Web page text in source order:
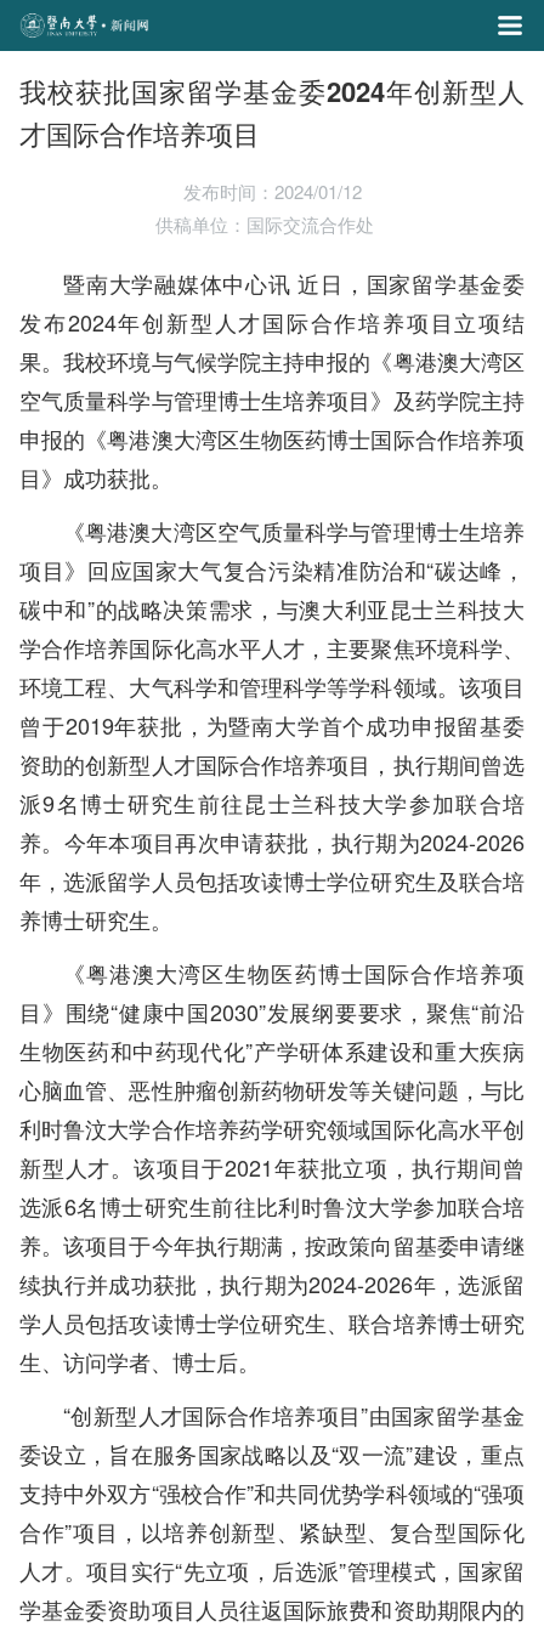
我校获批国家留学基金委2024年创新型人
才国际合作培养项目
发布时间：2024/01/12
供稿单位：国际交流合作处
暨南大学融媒体中心讯 近日，国家留学基金委
发布2024年创新型人才国际合作培养项目立项结
果。我校环境与气候学院主持申报的《粤港澳大湾区
空气质量科学与管理博士生培养项目》及药学院主持
申报的《粤港澳大湾区生物医药博士国际合作培养项
目》成功获批。
《粤港澳大湾区空气质量科学与管理博士生培养
项目》回应国家大气复合污染精准防治和“碳达峰，
碳中和”的战略决策需求，与澳大利亚昆士兰科技大
学合作培养国际化高水平人才，主要聚焦环境科学、
环境工程、大气科学和管理科学等学科领域。该项目
曾于2019年获批，为暨南大学首个成功申报留基委
资助的创新型人才国际合作培养项目，执行期间曾选
派9名博士研究生前往昆士兰科技大学参加联合培
养。今年本项目再次申请获批，执行期为2024-2026
年，选派留学人员包括攻读博士学位研究生及联合培
养博士研究生。
《粤港澳大湾区生物医药博士国际合作培养项
目》围绕“健康中国2030”发展纲要要求，聚焦“前沿
生物医药和中药现代化”产学研体系建设和重大疾病
心脑血管、恶性肿瘤创新药物研发等关键问题，与比
利时鲁汶大学合作培养药学研究领域国际化高水平创
新型人才。该项目于2021年获批立项，执行期间曾
选派6名博士研究生前往比利时鲁汶大学参加联合培
养。该项目于今年执行期满，按政策向留基委申请继
续执行并成功获批，执行期为2024-2026年，选派留
学人员包括攻读博士学位研究生、联合培养博士研究
生、访问学者、博士后。
“创新型人才国际合作培养项目”由国家留学基金
委设立，旨在服务国家战略以及“双一流”建设，重点
支持中外双方“强校合作”和共同优势学科领域的“强项
合作”项目，以培养创新型、紧缺型、复合型国际化
人才。项目实行“先立项，后选派”管理模式，国家留
学基金委资助项目人员往返国际旅费和资助期限内的